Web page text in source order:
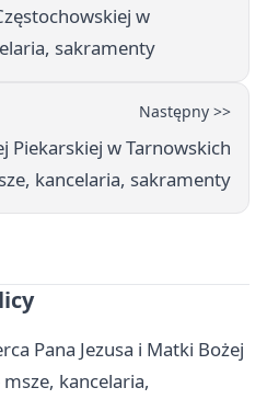
w
sakramenty
Następny >>
Piekarskiej w Tarnowskich
kancelaria, sakramenty
Pana Jezusa i Matki Bożej
kancelaria,